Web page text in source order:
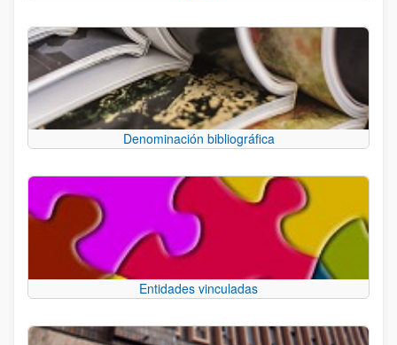
Denominación bibliográfica
Entidades vinculadas